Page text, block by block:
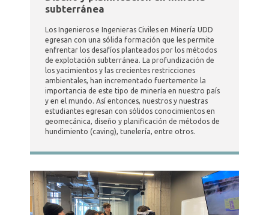
subterránea
Los Ingenieros e Ingenieras Civiles en Minería UDD
egresan con una sólida formación que les permite
enfrentar los desafíos planteados por los métodos
de explotación subterránea. La profundización de
los yacimientos y las crecientes restricciones
ambientales, han incrementado fuertemente la
importancia de este tipo de minería en nuestro país
y en el mundo. Así entonces, nuestros y nuestras
estudiantes egresan con sólidos conocimientos en
geomecánica, diseño y planificación de métodos de
hundimiento (caving), tunelería, entre otros.